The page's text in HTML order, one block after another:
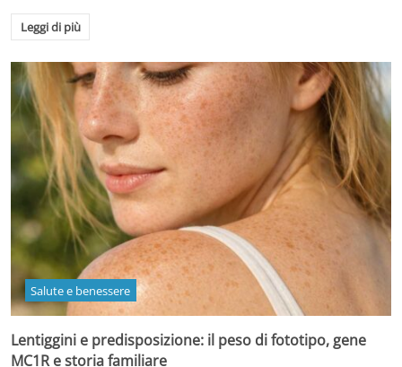
Leggi di più
Salute e benessere
Lentiggini e predisposizione: il peso di fototipo, gene
MC1R e storia familiare